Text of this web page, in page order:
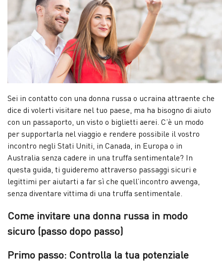
Sei in contatto con una donna russa o ucraina attraente che
dice di volerti visitare nel tuo paese, ma ha bisogno di aiuto
con un passaporto, un visto o biglietti aerei. C’è un modo
per supportarla nel viaggio e rendere possibile il vostro
incontro negli Stati Uniti, in Canada, in Europa o in
Australia senza cadere in una truffa sentimentale? In
questa guida, ti guideremo attraverso passaggi sicuri e
legittimi per aiutarti a far sì che quell’incontro avvenga,
senza diventare vittima di una truffa sentimentale.
Come invitare una donna russa in modo
sicuro (passo dopo passo)
Primo passo: Controlla la tua potenziale